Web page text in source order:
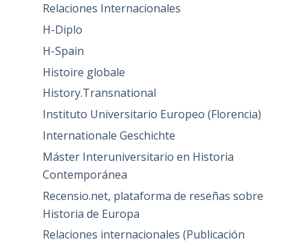
Relaciones Internacionales
H-Diplo
H-Spain
Histoire globale
History.Transnational
Instituto Universitario Europeo (Florencia)
Internationale Geschichte
Máster Interuniversitario en Historia
Contemporánea
Recensio.net, plataforma de reseñas sobre
Historia de Europa
Relaciones internacionales (Publicación